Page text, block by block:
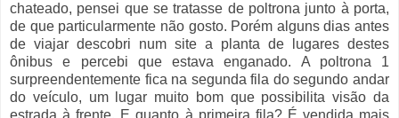
chateado, pensei que se tratasse de poltrona junto à porta,
de que particularmente não gosto. Porém alguns dias antes
de viajar descobri num site a planta de lugares destes
ônibus e percebi que estava enganado. A poltrona 1
surpreendentemente fica na segunda fila do segundo andar
do veículo, um lugar muito bom que possibilita visão da
estrada à frente. E quanto à primeira fila? É vendida mais